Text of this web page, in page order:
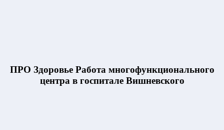
ПРО Здоровье Работа многофункционального
центра в госпитале Вишневского